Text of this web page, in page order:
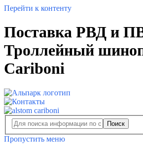
Перейти к контенту
Поставка РВД и
Троллейный
Cariboni
Поиск
Пропустить меню